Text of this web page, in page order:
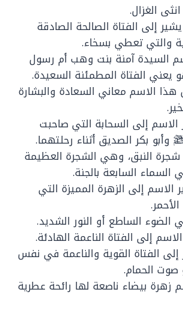
الغزال.
يشير إلى الفتاة الصالحة الصادقة
والتي تعطي بسخاء.
السيدة آمنة بنت وهب أم رسول
يعني الفتاة المطمئنة السعيدة.
الاسم معاني السعادة والبشارة
الاسم إلى السحابة التي صاحبت
بكر الصديق أثناء رحلتهما.
النبق، وهي الشجرة العظيمة
السماء السابعة بالجنة.
الاسم إلى الزهرة المميزة التي
الضوء الساطع أو النور الشديد.
إلى الفتاة الناعمة الهادئة.
الفتاة القوية والناعمة في نفس
الحمام.
زهرة بيضاء ناصعة لها رائحة عطرية